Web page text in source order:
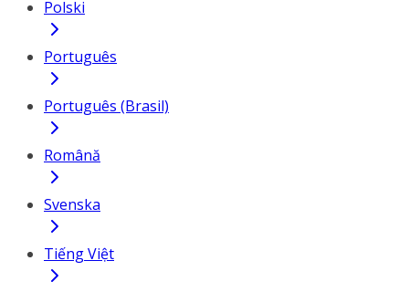
Polski
Português
Português (Brasil)
Română
Svenska
Tiếng Việt